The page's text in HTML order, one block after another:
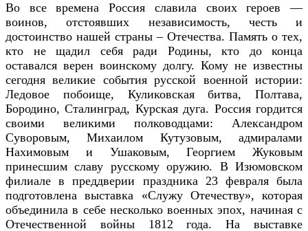
Во все времена Россия славила своих героев —
воинов, отстоявших независимость, честь и
достоинство нашей страны – Отечества. Память о тех,
кто не щадил себя ради Родины, кто до конца
оставался верен воинскому долгу. Кому не известны
сегодня великие события русской военной истории:
Ледовое побоище, Куликовская битва, Полтава,
Бородино, Сталинград, Курская дуга. Россия гордится
своими великими полководцами: Александром
Суворовым, Михаилом Кутузовым, адмиралами
Нахимовым и Ушаковым, Георгием Жуковым
принесшим славу русскому оружию. В Изюмовском
филиале в преддверии праздника 23 февраля была
подготовленавыставка «Служу Отечеству», которая
объединила в себе несколько военных эпох, начиная с
Отечественной войны 1812 года. На выставке